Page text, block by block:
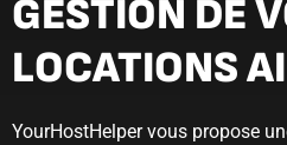
GESTION DE
LOCATIONS
YourHostHelper vous propose